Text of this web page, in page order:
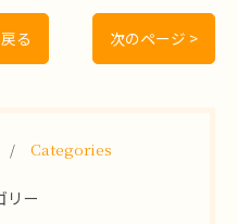
る 次のページ >
Categories
リー